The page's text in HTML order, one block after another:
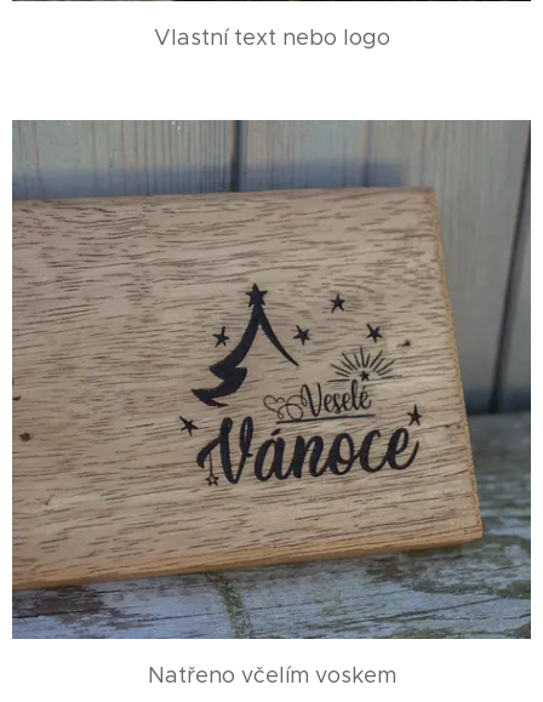
Vlastní text nebo logo
Natřeno včelím voskem